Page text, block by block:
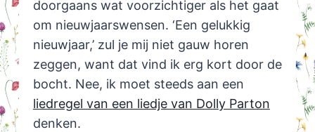
doorgaans wat voorzichtiger als het gaat
om nieuwjaarswensen. ‘Een gelukkig
nieuwjaar,’ zul je mij niet gauw horen
zeggen, want dat vind ik erg kort door de
bocht. Nee, ik moet steeds aan een
liedregel van een liedje van Dolly Parton
denken.